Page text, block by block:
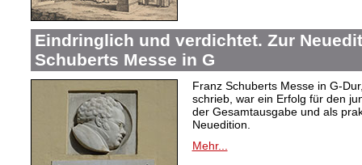
Eindringlich und verdichtet. Zur
Schuberts Messe in G
Franz Schuberts Messe in G-
schrieb, war ein Erfolg für den
der Gesamtausgabe und als
Neuedition.
Mehr...